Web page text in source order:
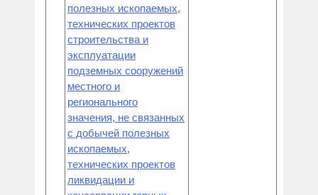
полезных ископаемых,
технических проектов
строительства и
эксплуатации
подземных сооружений
местного и
регионального
значения, не связанных
с добычей полезных
ископаемых,
технических проектов
ликвидации и